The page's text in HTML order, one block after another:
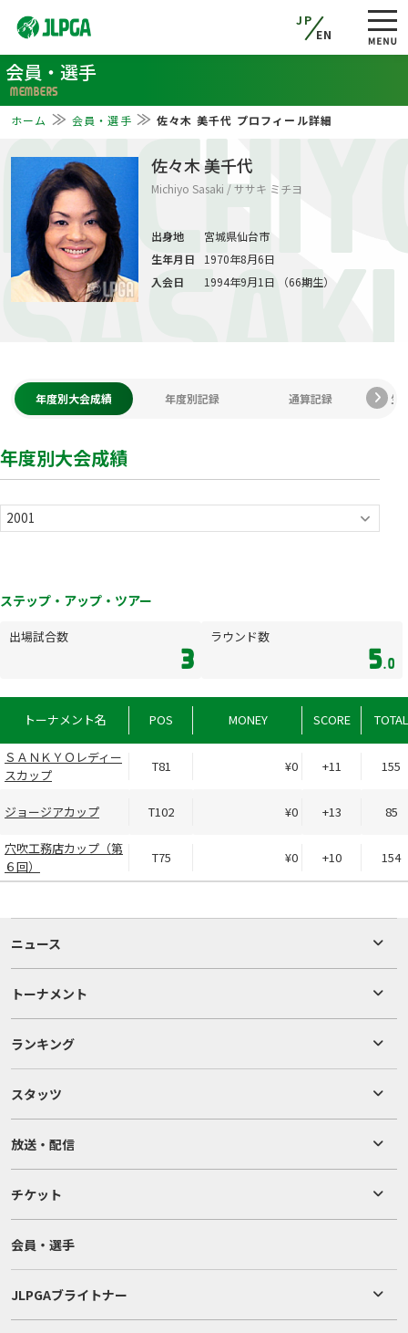
JP
EN
会員・選手
MEMBERS
ホーム 会員・選手 佐々木 美千代 プロフィール詳細
SASAKI
佐々木 美千代
Michiyo Sasaki / ササキ ミチヨ
出身地
宮城県仙台市
生年月日
1970年8月6日
入会日
1994年9月1日 （66期生）
年度別大会成績 年度別記録 通算記録 生
年度別大会成績
ステップ・アップ・ツアー
出場試合数
3
ラウンド数
5.0
トーナメント名 POS MONEY SCORE TOTAL
ＳＡＮＫＹＯレディー
スカップ
T81 ¥0 +11 155
ジョージアカップ T102 ¥0 +13 85
穴吹工務店カップ（第
６回）
T75 ¥0 +10 154
ニュース
トーナメント
ランキング
スタッツ
放送・配信
チケット
会員・選手
JLPGAブライトナー